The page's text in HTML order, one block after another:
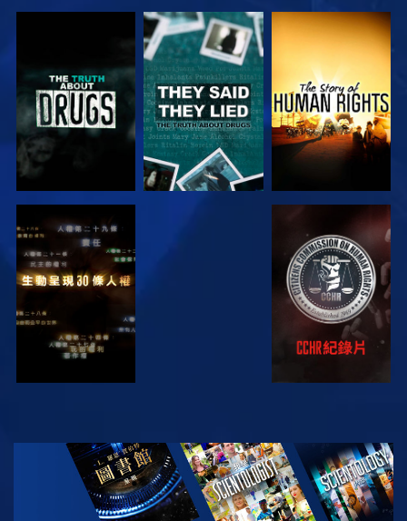
觀看 觀看
觀看 觀看
觀看 探索系列節目